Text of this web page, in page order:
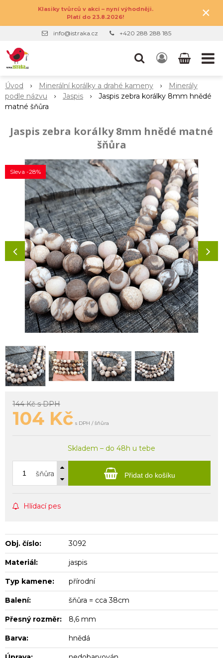
Klasiky tvůrců v akci – nyní výhodněji.
Platí do 23.8.2026!
×
info@istraka.cz +420 288 288 185
Úvod Minerální korálky a drahé kameny
Minerály
podle názvu
Jaspis
Jaspis zebra korálky 8mm hnědé
matné šňůra
Jaspis zebra korálky 8mm hnědé matné
šňůra
Sleva -28%
144 Kčs DPH
104 Kč s DPH / šňůra
Skladem – do 48h u tebe
šňůra Přidat do košíku
Hlídací pes
Obj. číslo: 3092
Materiál: jaspis
Typ kamene: přírodní
Balení: šňůra = cca 38cm
Přesný rozměr: 8,6 mm
Barva: hnědá